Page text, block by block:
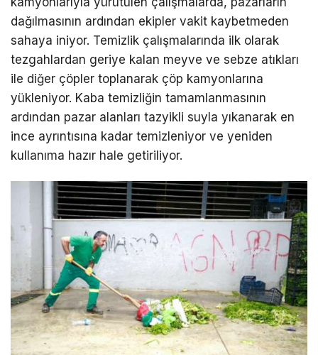
dağılmasının ardından ekipler vakit kaybetmeden
sahaya iniyor. Temizlik çalışmalarında ilk olarak
tezgahlardan geriye kalan meyve ve sebze atıkları
ile diğer çöpler toplanarak çöp kamyonlarına
yükleniyor. Kaba temizliğin tamamlanmasının
ardından pazar alanları tazyikli suyla yıkanarak en
ince ayrıntısına kadar temizleniyor ve yeniden
kullanıma hazır hale getiriliyor.